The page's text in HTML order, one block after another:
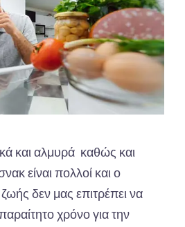
και αλμυρά καθώς και
είναι πολλοί και ο
δεν μας επιτρέπει να
χρόνο για την